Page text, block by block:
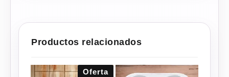
Productos relacionados
Oferta